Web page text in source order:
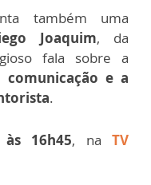
também uma
Joaquim, da
fala sobre a
e a
.
às 16h45, na TV